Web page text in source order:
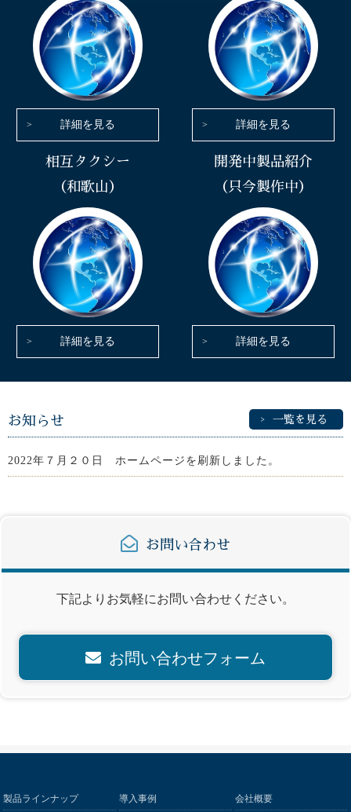
詳細を見る 詳細を見る
相互タクシー
（和歌山）
詳細を見る
開発中製品紹介
（只今製作中）
詳細を見る
お知らせ 一覧を見る
2022年７月２０日 ホームページを刷新しました。
お問い合わせ
下記よりお気軽にお問い合わせください。
お問い合わせフォーム
製品ラインナップ 導入事例 会社概要